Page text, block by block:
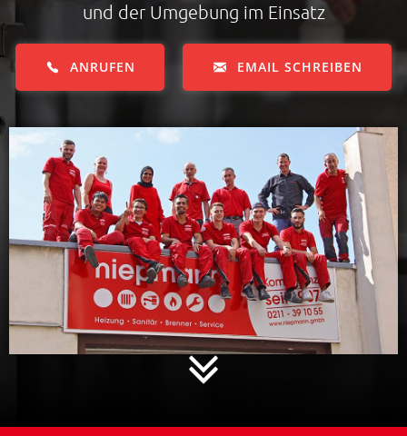
und der Umgebung im Einsatz
ANRUFEN EMAIL SCHREIBEN